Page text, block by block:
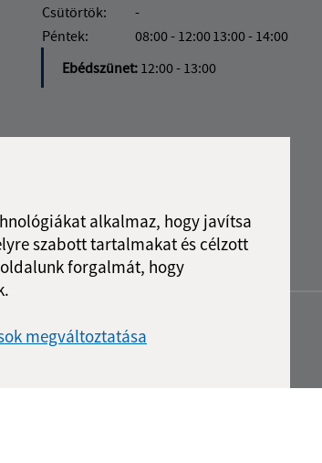
alkalmaz, hogy javítsa
szabott tartalmakat és célzott
forgalmát, hogy
megváltoztatása
Csütörtök:
-
Péntek:
08:00 - 12:0013:00 - 14:00
Ebédszünet: 12:00 - 13:00